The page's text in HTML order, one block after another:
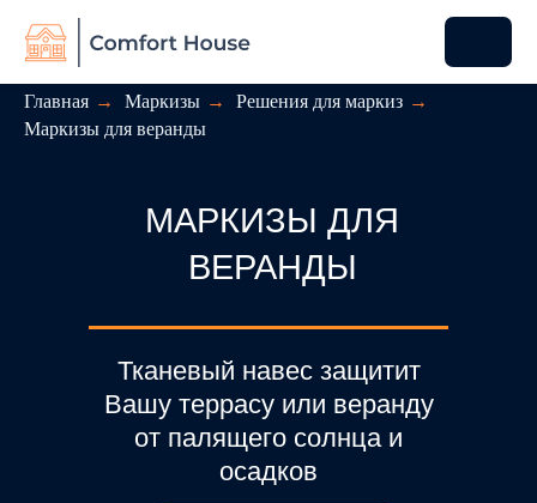
Главная → Маркизы → Решения для маркиз →
Маркизы для веранды
МАРКИЗЫ ДЛЯ
ВЕРАНДЫ
Тканевый навес защитит
Вашу террасу или веранду
от палящего солнца и
осадков